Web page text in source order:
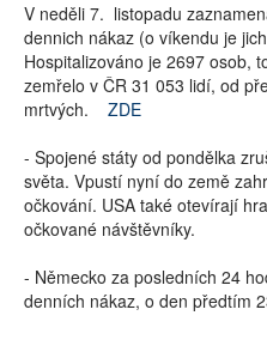
V neděli 7. listopadu
dennich nákaz (o víkendu je
Hospitalizováno je 2697 osob,
zemřelo v ČR 31 053 lidí, od
mrtvých. ZDE
- Spojené státy od pondělka
světa. Vpustí nyní do země
očkování. USA také otevírají
očkované návštěvníky.
- Německo za posledních 24
denních nákaz, o den předtím